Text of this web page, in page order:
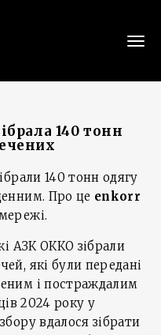
140 тонн
140 тонн одягу
Про це enkorr
АЗК ОККО зібрали
які були передані
і постраждалим
2024 року у
вдалося зібрати